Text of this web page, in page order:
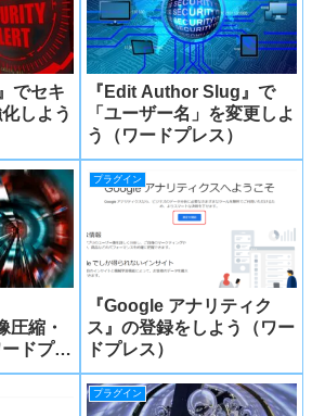
でセキ
しよう
『Edit Author Slug』で
「ユーザー名」を変更しよ
う（ワードプレス）
圧縮・
ドプレ
プラグイン
『Google アナリティク
ス』の登録をしよう（ワー
ドプレス）
プラグイン